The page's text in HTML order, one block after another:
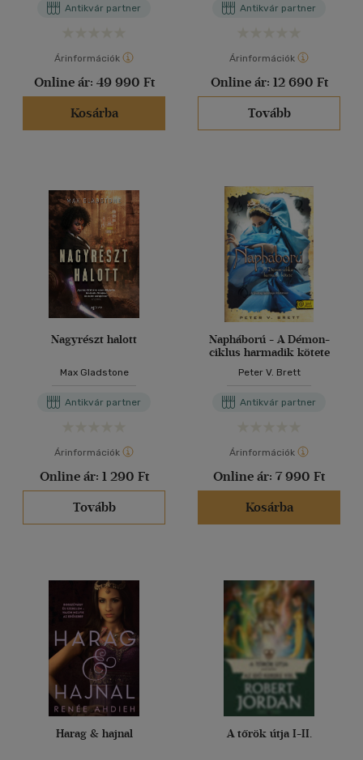
Antikvár partner
Árinformációk
Online ár: 49 990 Ft
Kosárba
Antikvár partner
Árinformációk
Online ár: 12 690 Ft
Tovább
Nagyrészt halott
Max Gladstone
Antikvár partner
Árinformációk
Online ár: 1 290 Ft
Tovább
Napháború - A Démon-
ciklus harmadik kötete
Peter V. Brett
Antikvár partner
Árinformációk
Online ár: 7 990 Ft
Kosárba
Harag & hajnal A tőrök útja I-II.